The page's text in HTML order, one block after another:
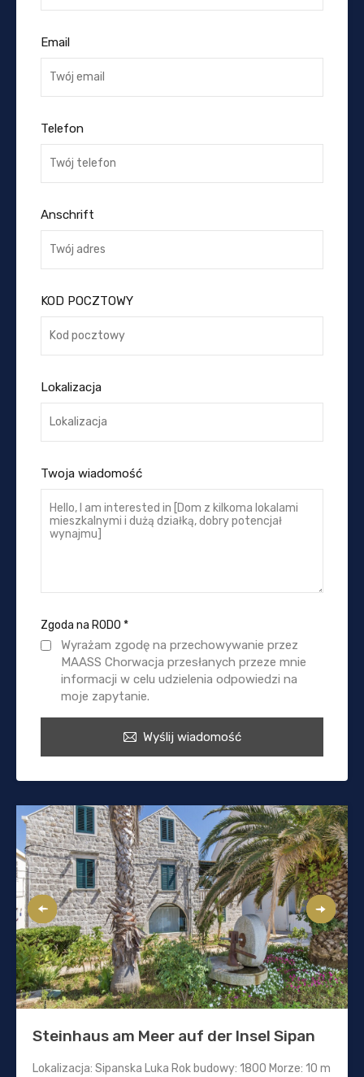
Email
Telefon
Anschrift
KOD POCZTOWY
Lokalizacja
Twoja wiadomość
Zgoda na RODO *
Wyrażam zgodę na przechowywanie przez
MAASS Chorwacja przesłanych przeze mnie
informacji w celu udzielenia odpowiedzi na
moje zapytanie.
Wyślij wiadomość
Steinhaus am Meer auf der Insel Sipan
Lokalizacja: Sipanska Luka Rok budowy: 1800 Morze: 10 m